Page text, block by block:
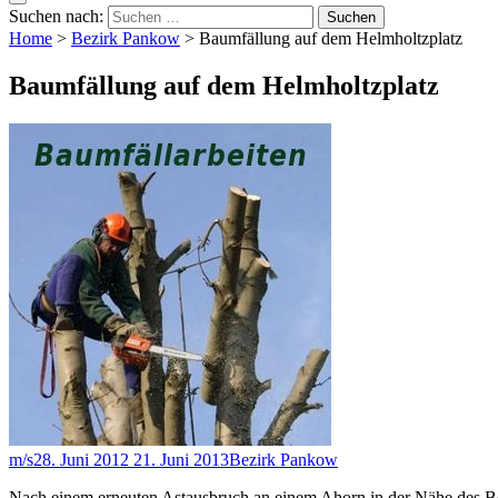
Suchen nach:
Home > Bezirk Pankow > Baumfällung auf dem Helmholtzplatz
Baumfällung auf dem Helmholtzplatz
m/s28. Juni 2012 21. Juni 2013Bezirk Pankow